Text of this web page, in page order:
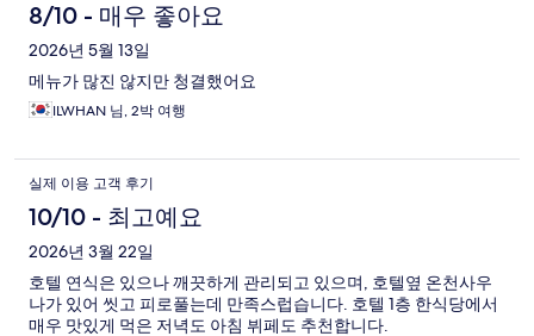
8/10 - 매우 좋아요
2026년 5월 13일
메뉴가 많진 않지만 청결했어요
ILWHAN 님, 2박 여행
실제 이용 고객 후기
10/10 - 최고예요
2026년 3월 22일
호텔 연식은 있으나 깨끗하게 관리되고 있으며, 호텔옆 온천사우
나가 있어 씻고 피로풀는데 만족스럽습니다. 호텔 1층 한식당에서
매우 맛있게 먹은 저녁도 아침 뷔페도 추천합니다.